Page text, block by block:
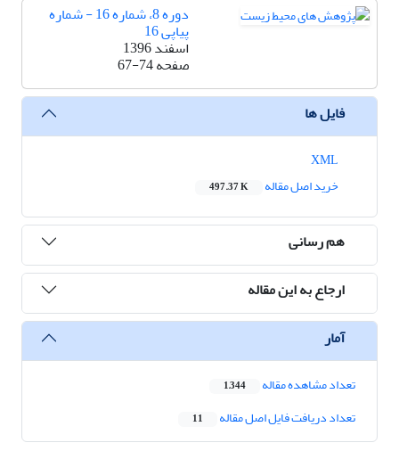
دوره 8، شماره 16 - شماره
پیاپی 16
اسفند 1396
صفحه67-74
فایل ها
خرید اصل مقاله
497.37 K
هم رسانی
ارجاع به این مقاله
آمار
تعداد مشاهده مقاله 1,344
تعداد دریافت فایل اصل مقاله 11